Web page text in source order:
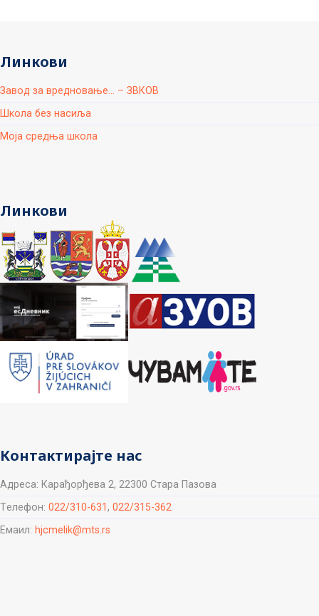
Линкови
Завод за вредновање... – ЗВКОВ
Школа без насиља
Моја средња школа
Линкови
Контактирајте нас
Aдреса: Карађорђева 2, 22300 Стара Пазова
Tелефон: 022/310-631, 022/315-362
Емаил: hjcmelik@mts.rs